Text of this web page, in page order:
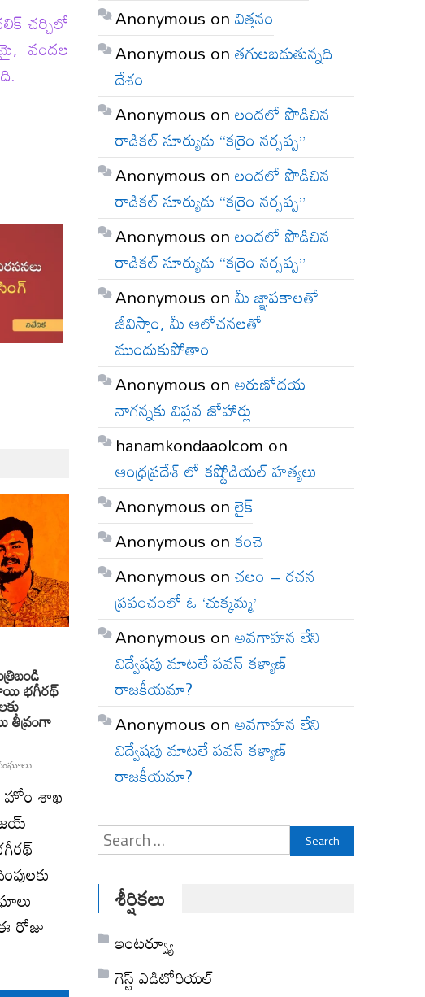
చర్చిలో
వందల
భగీరథ్
హోం శాఖ
రోజు
Anonymous onవిత్తనం
Anonymous onతగులబడుతున్నది
దేశం
Anonymous onలందలో పొడిచిన
రాడికల్ సూర్యుడు “కర్రెం నర్సప్ప”
Anonymous onలందలో పొడిచిన
రాడికల్ సూర్యుడు “కర్రెం నర్సప్ప”
Anonymous onలందలో పొడిచిన
రాడికల్ సూర్యుడు “కర్రెం నర్సప్ప”
Anonymous onమీ జ్ఞాపకాలతో
జీవిస్తాం, మీ ఆలోచనలతో
ముందుకుపోతాం
Anonymous onఅరుణోదయ
నాగన్నకు విప్లవ జోహార్లు
hanamkondaaolcom on
ఆంధ్రప్రదేశ్ లో కష్టోడియల్ హత్యలు
Anonymous onలైక్
Anonymous onకంచె
Anonymous onచలం – రచన
ప్రపంచంలో ఓ ‘చుక్కమ్మ’
Anonymous onఅవగాహన లేని
విద్వేషపు మాటలే పవన్ కళ్యాణ్
రాజకీయమా?
Anonymous onఅవగాహన లేని
విద్వేషపు మాటలే పవన్ కళ్యాణ్
రాజకీయమా?
Search
for:
శీర్షికలు
ఇంటర్వ్యూ
గెస్ట్ ఎడిటోరియల్